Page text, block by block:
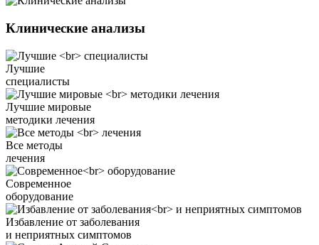
Клинические анализы
Лучшие
специалисты
Лучшие мировые
методики лечения
Все методы
лечения
Современное
оборудование
Избавление от заболевания
и неприятных симптомов